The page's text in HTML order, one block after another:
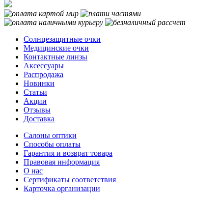
Солнцезащитные очки
Медицинские очки
Контактные линзы
Аксессуары
Распродажа
Новинки
Статьи
Акции
Отзывы
Доставка
Салоны оптики
Способы оплаты
Гарантия и возврат товара
Правовая информация
О нас
Сертификаты соответствия
Карточка организации